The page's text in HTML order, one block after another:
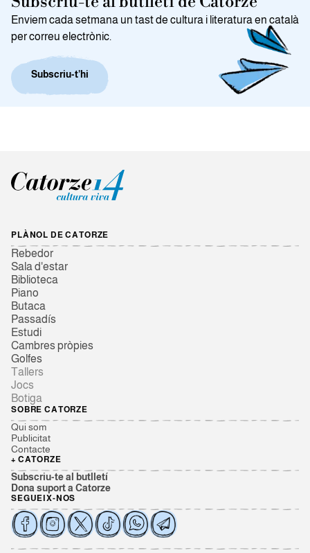
Enviem cada setmana un tast de cultura i literatura en català
per correu electrònic.
Subscriu-t’hi
PLÀNOL DE CATORZE
Rebedor
Sala d'estar
Biblioteca
Piano
Butaca
Passadís
Estudi
Cambres pròpies
Golfes
Tallers
Jocs
Botiga
SOBRE CATORZE
Qui som
Publicitat
Contacte
+ CATORZE
Subscriu-te al butlletí
Dona suport a Catorze
SEGUEIX-NOS